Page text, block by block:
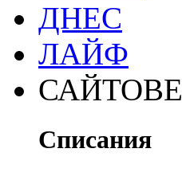
ДНЕС
ЛАЙФ
САЙТОВЕ
Списания